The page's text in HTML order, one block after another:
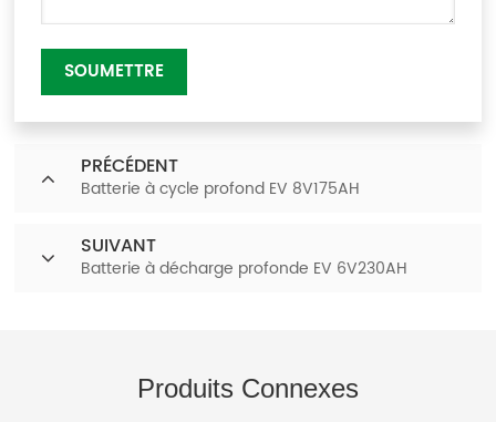
SOUMETTRE
PRÉCÉDENT
Batterie à cycle profond EV 8V175AH
SUIVANT
Batterie à décharge profonde EV 6V230AH
Produits Connexes